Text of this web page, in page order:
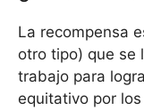
La recompensa
otro tipo) que se
trabajo para
equitativo por